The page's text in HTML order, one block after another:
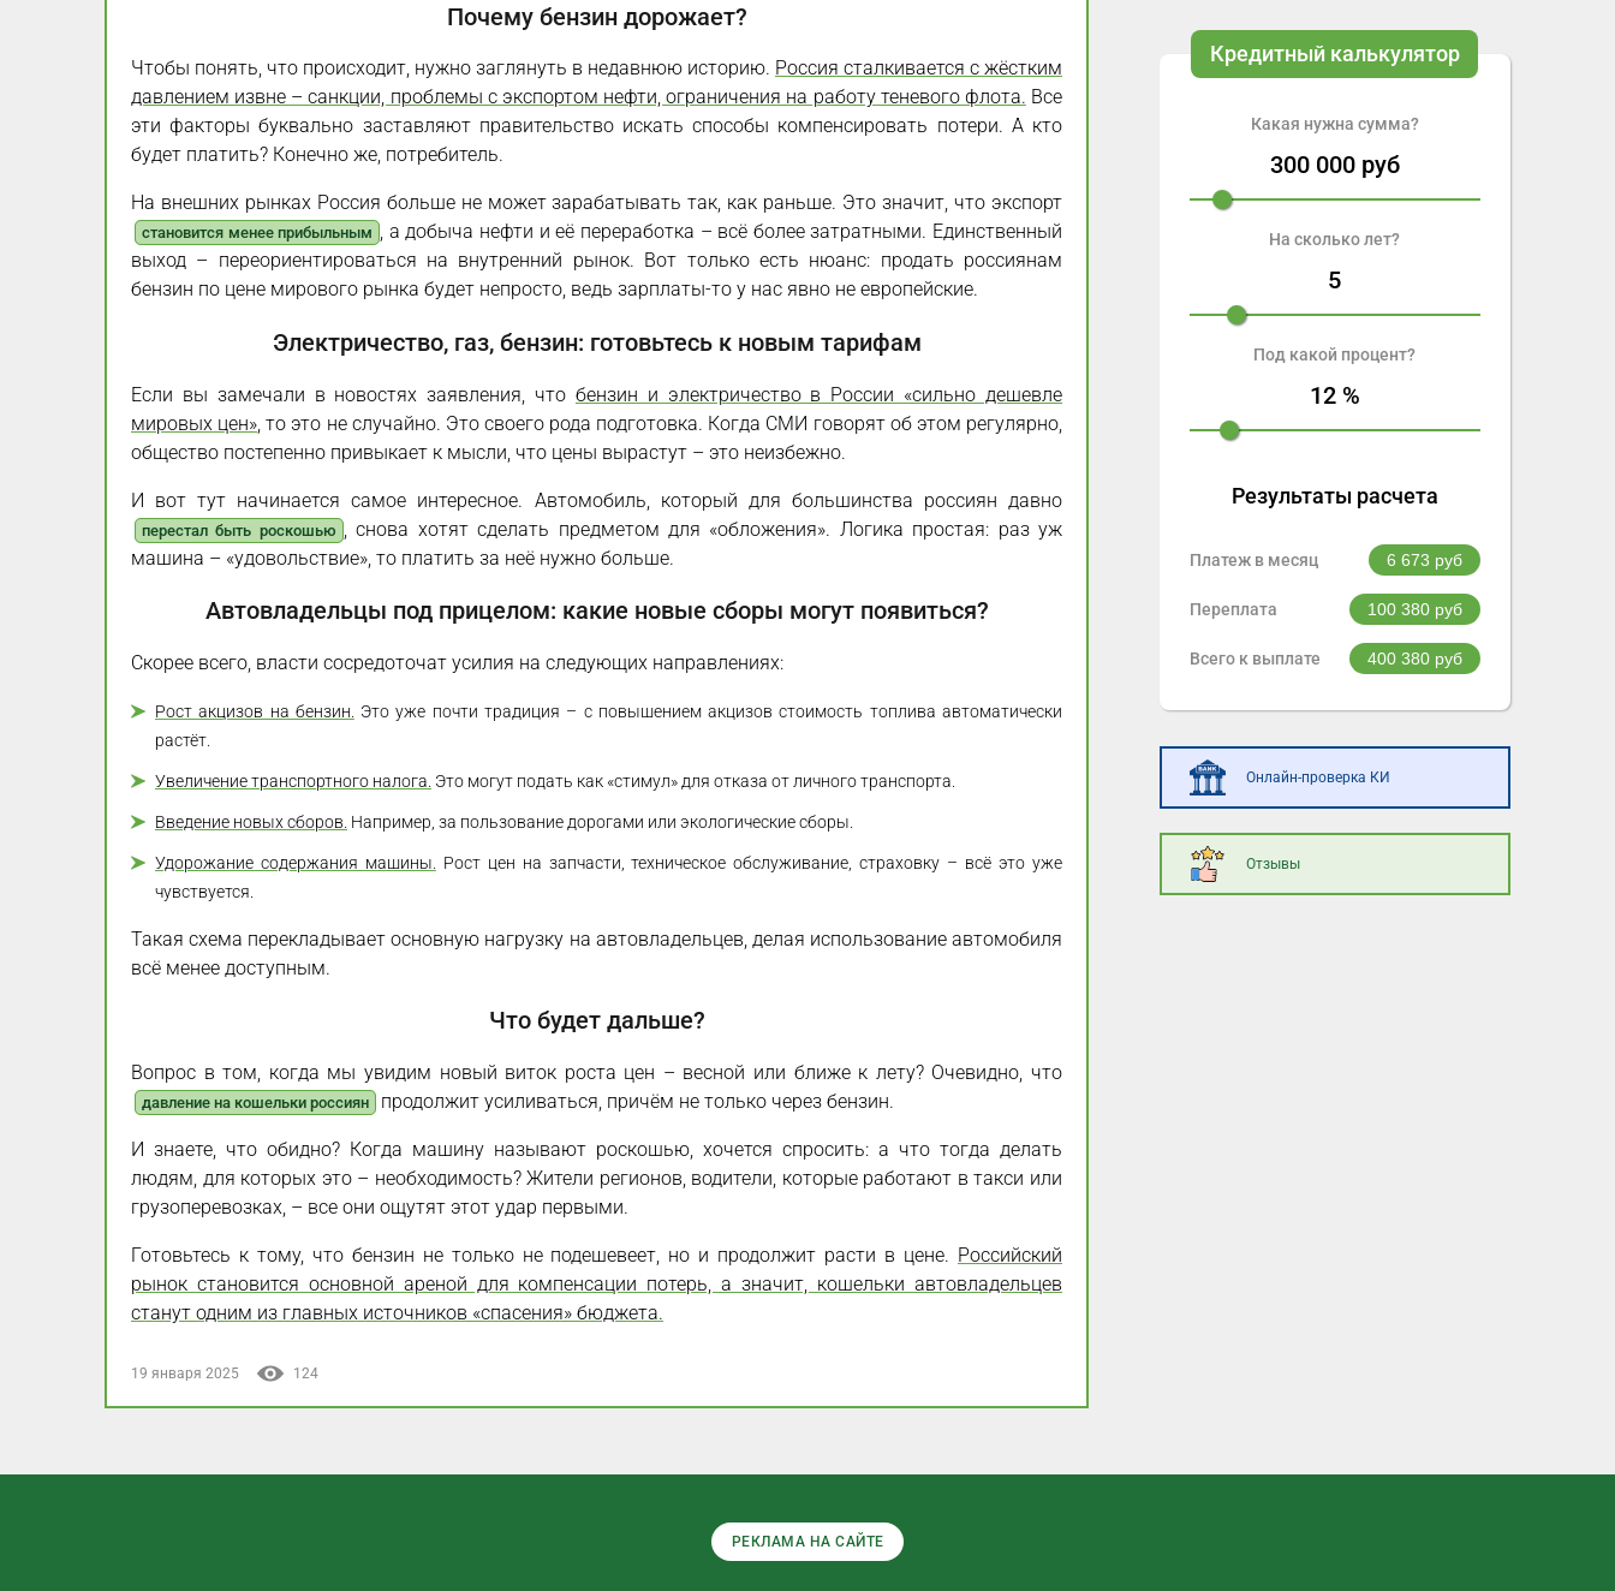
Почему бензин дорожает?
Чтобы понять, что происходит, нужно заглянуть в недавнюю историю. Россия сталкивается с жёстким
давлением извне – санкции, проблемы с экспортом нефти, ограничения на работу теневого флота. Все
эти факторы буквально заставляют правительство искать способы компенсировать потери. А кто
будет платить? Конечно же, потребитель.
На внешних рынках Россия больше не может зарабатывать так, как раньше. Это значит, что экспорт
становится менее прибыльным , а добыча нефти и её переработка – всё более затратными. Единственный
выход – переориентироваться на внутренний рынок. Вот только есть нюанс: продать россиянам
бензин по цене мирового рынка будет непросто, ведь зарплаты-то у нас явно не европейские.
Электричество, газ, бензин: готовьтесь к новым тарифам
Если вы замечали в новостях заявления, что бензин и электричество в России «сильно дешевле
мировых цен» , то это не случайно. Это своего рода подготовка. Когда СМИ говорят об этом регулярно,
общество постепенно привыкает к мысли, что цены вырастут – это неизбежно.
И вот тут начинается самое интересное. Автомобиль, который для большинства россиян давно
перестал быть роскошью , снова хотят сделать предметом для «обложения». Логика простая: раз уж
машина – «удовольствие», то платить за неё нужно больше.
Автовладельцы под прицелом: какие новые сборы могут появиться?
Скорее всего, власти сосредоточат усилия на следующих направлениях:
Рост акцизов на бензин.
Это уже почти традиция – с повышением акцизов стоимость топлива автоматически
растёт.
Увеличение транспортного налога. Это могут подать как «стимул» для отказа от личного транспорта.
Введение новых сборов. Например, за пользование дорогами или экологические сборы.
Удорожание содержания машины.
Рост цен на запчасти, техническое обслуживание, страховку – всё это уже
чувствуется.
Такая схема перекладывает основную нагрузку на автовладельцев, делая использование автомобиля
всё менее доступным.
Что будет дальше?
Вопрос в том, когда мы увидим новый виток роста цен – весной или ближе к лету? Очевидно, что
давление на кошельки россиян продолжит усиливаться, причём не только через бензин.
И знаете, что обидно? Когда машину называют роскошью, хочется спросить: а что тогда делать
людям, для которых это – необходимость? Жители регионов, водители, которые работают в такси или
грузоперевозках, – все они ощутят этот удар первыми.
Готовьтесь к тому, что бензин не только не подешевеет, но и продолжит расти в цене. Российский
рынок становится основной ареной для компенсации потерь, а значит, кошельки автовладельцев
станут одним из главных источников «спасения» бюджета.
19 января 2025 124
Кредитный калькулятор
Какая нужна сумма?
300 000руб
На сколько лет?
5
Под какой процент?
12%
Результаты расчета
Платеж в месяц 6 673 руб
Переплата 100 380 руб
Всего к выплате 400 380 руб
Онлайн-проверка КИ
Отзывы
РЕКЛАМА НА САЙТЕ